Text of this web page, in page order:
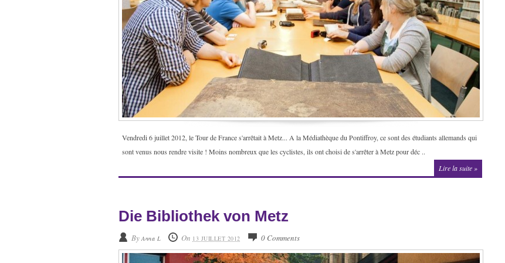
Vendredi 6 juillet 2012, le Tour de France s'arrêtait à Metz... A la Médiathèque du Pontiffroy, ce sont des étudiants allemands qui
sont venus nous rendre visite ! Moins nombreux que les cyclistes, ils ont choisi de s'arrêter à Metz pour déc ..
Lire la suite »
Die Bibliothek von Metz
ByAnna L On 13 JUILLET 2012 0 Comments